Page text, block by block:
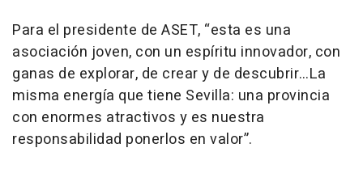
Para el presidente de ASET, “esta es una
asociación joven, con un espíritu innovador, con
ganas de explorar, de crear y de descubrir…La
misma energía que tiene Sevilla: una provincia
con enormes atractivos y es nuestra
responsabilidad ponerlos en valor”.